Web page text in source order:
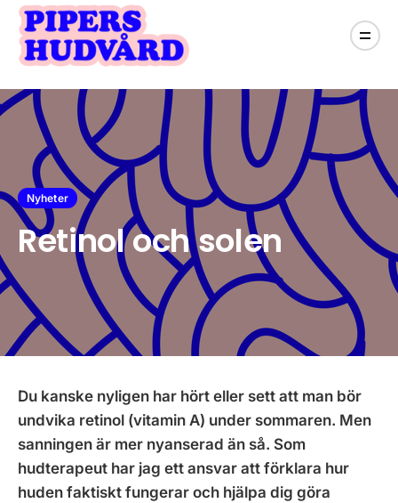
Nyheter
Retinol och solen
Du kanske nyligen har hört eller sett att man bör
undvika retinol (vitamin A) under sommaren. Men
sanningen är mer nyanserad än så. Som
hudterapeut har jag ett ansvar att förklara hur
huden faktiskt fungerar och hjälpa dig göra